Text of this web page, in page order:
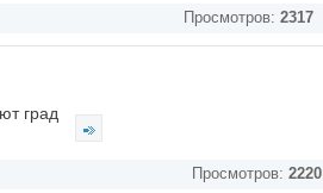
Просмотров: 2317
град
Просмотров: 2220